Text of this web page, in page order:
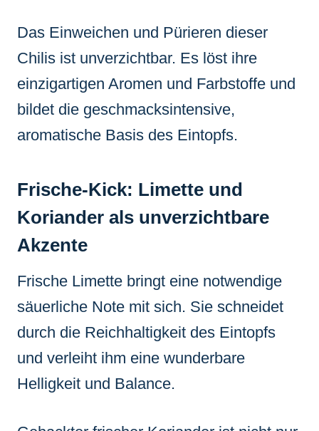
Das Einweichen und Pürieren dieser
Chilis ist unverzichtbar. Es löst ihre
einzigartigen Aromen und Farbstoffe und
bildet die geschmacksintensive,
aromatische Basis des Eintopfs.
Frische-Kick: Limette und
Koriander als unverzichtbare
Akzente
Frische Limette bringt eine notwendige
säuerliche Note mit sich. Sie schneidet
durch die Reichhaltigkeit des Eintopfs
und verleiht ihm eine wunderbare
Helligkeit und Balance.